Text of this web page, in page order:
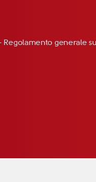
Regolamento generale